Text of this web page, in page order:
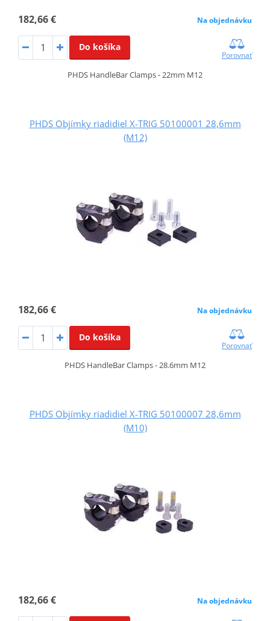
182,66 € Na objednávku
Do košíka
Porovnať
PHDS HandleBar Clamps - 22mm M12
PHDS Objímky riadidiel X-TRIG 50100001 28,6mm
(M12)
182,66 € Na objednávku
Do košíka
Porovnať
PHDS HandleBar Clamps - 28.6mm M12
PHDS Objímky riadidiel X-TRIG 50100007 28,6mm
(M10)
182,66 € Na objednávku